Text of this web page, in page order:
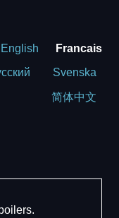
English
Francais
Svenska
简体中文